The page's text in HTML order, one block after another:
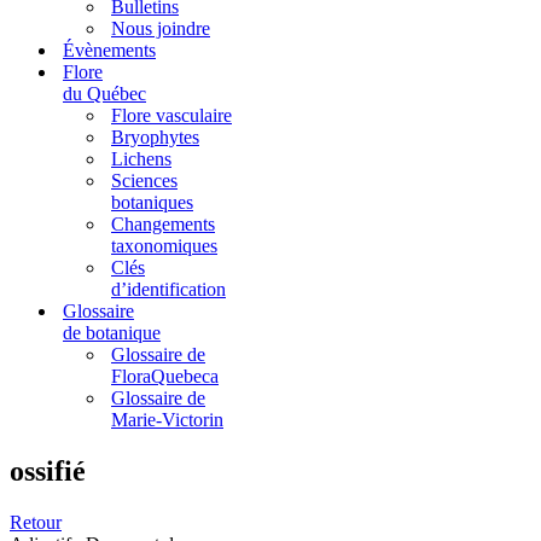
Bulletins
Nous joindre
Évènements
Flore
du Québec
Flore vasculaire
Bryophytes
Lichens
Sciences
botaniques
Changements
taxonomiques
Clés
d’identification
Glossaire
de botanique
Glossaire de
FloraQuebeca
Glossaire de
Marie-Victorin
ossifié
Retour